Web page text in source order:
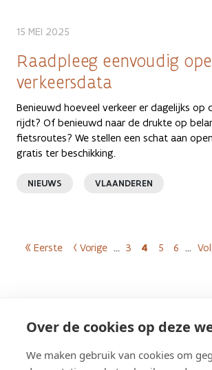
Over de cookies op deze
We maken gebruik van cookies om
15 MEI 2025
Raadpleeg eenvoudig
verkeersdata
Benieuwd hoeveel verkeer er dagelijks op
rijdt? Of benieuwd naar de drukte op
fietsroutes? We stellen een schat aan
gratis ter beschikking.
NIEUWS VLAANDEREN
Eerste pagina
« Eerste
Vorige pagina
‹ Vorige … 3
Huidige
4 5 6 …
Meer weten?